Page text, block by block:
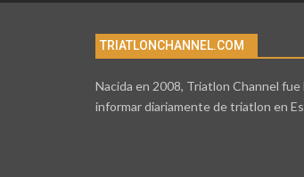
TRIATLONCHANNEL.COM
Nacida en 2008, Triatlon Channel fue
informar diariamente de triatlon en